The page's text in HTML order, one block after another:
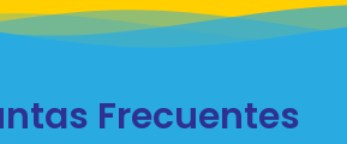
Frecuentes